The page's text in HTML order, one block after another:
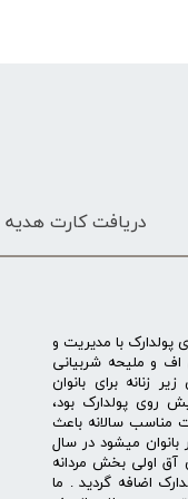
دریافت کارت هدیه
که گالری پولدارک با مدیریت و
اف و ملیحه شربیانی
زنانه برای بانوان
روی پولدارک بود،
مناسب سالانه باعث
بانوان میشود در سال
آق اولی بخش مردانه
اضافه گردید . ما